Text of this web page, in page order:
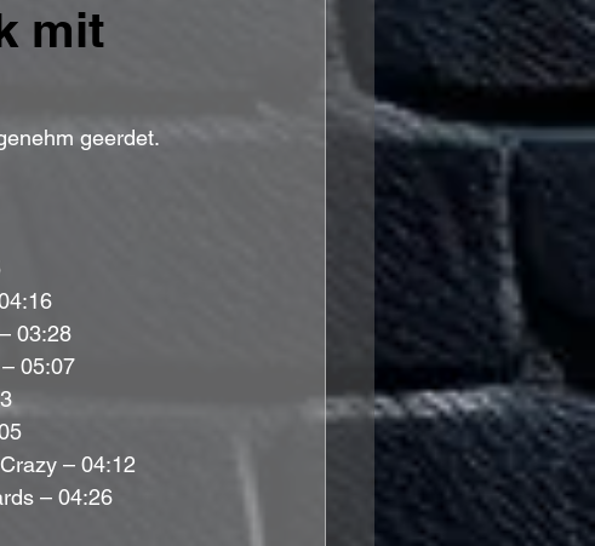
mit
geerdet.
03:28
– 05:07
– 04:12
– 04:26